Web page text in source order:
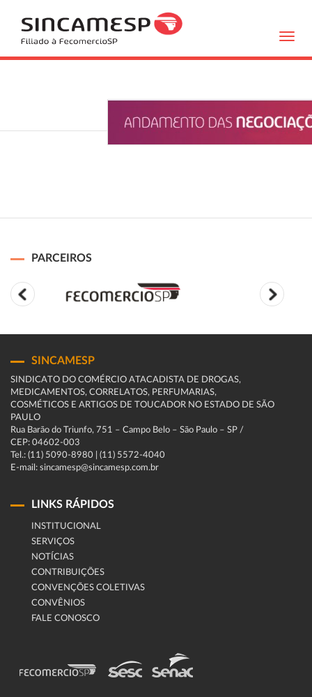
PARCEIROS
SINCAMESP
SINDICATO DO COMÉRCIO ATACADISTA DE DROGAS,
MEDICAMENTOS, CORRELATOS, PERFUMARIAS,
COSMÉTICOS E ARTIGOS DE TOUCADOR NO ESTADO DE SÃO
PAULO
Rua Barão do Triunfo, 751 – Campo Belo – São Paulo – SP /
CEP: 04602-003
Tel.: (11) 5090-8980 | (11) 5572-4040
E-mail: sincamesp@sincamesp.com.br
LINKS RÁPIDOS
INSTITUCIONAL
SERVIÇOS
NOTÍCIAS
CONTRIBUIÇÕES
CONVENÇÕES COLETIVAS
CONVÊNIOS
FALE CONOSCO